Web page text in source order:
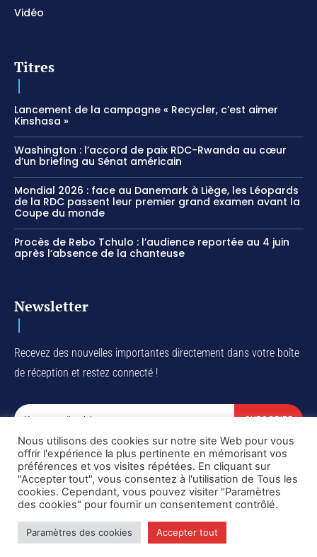
Vidéo
Titres
Lancement de la campagne « Recycler, c’est aimer
Kinshasa »
Washington : l’accord de paix RDC-Rwanda au cœur
d’un briefing au Sénat américain
Mondial 2026 : face au Danemark à Liège, les Léopards
de la RDC passent leur premier grand examen avant la
Coupe du monde
Procès de Rebo Tchulo : l’audience reportée au 4 juin
après l’absence de la chanteuse
Newsletter
Recevez des nouvelles importantes directement dans votre boîte
de réception et restez connecté !
SUBSCRIBE
I've read and accept thePrivacy Policy.
Copyright © DiaspoRDC. All rights reserved
Nous utilisons des cookies sur notre site Web pour vous
offrir l'expérience la plus pertinente en mémorisant vos
préférences et vos visites répétées. En cliquant sur
"Accepter tout", vous consentez à l'utilisation de Tous les
cookies. Cependant, vous pouvez visiter "Paramètres
des cookies" pour fournir un consentement contrôlé.
Paramètres des cookies Accepter tout